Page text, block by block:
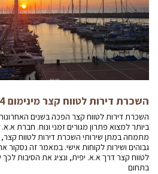
השכרת דירות לטווח קצר מינימום 14 לילות – א.א. יפית
השכרת דירות לטווח קצר הפכה בשנים האחרונות
ביותר למצוא פתרון מגורים זמני ונוח. חברת א.א.
מתמחה במתן שירותי השכרת דירות לטווח קצר,
גבוהים ושירות לקוחות אישי. במאמר זה נסקור
לטווח קצר דרך א.א. יפית, ונציג את הסיבות לכך
בתחום